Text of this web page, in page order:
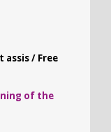
assis / Free
of the